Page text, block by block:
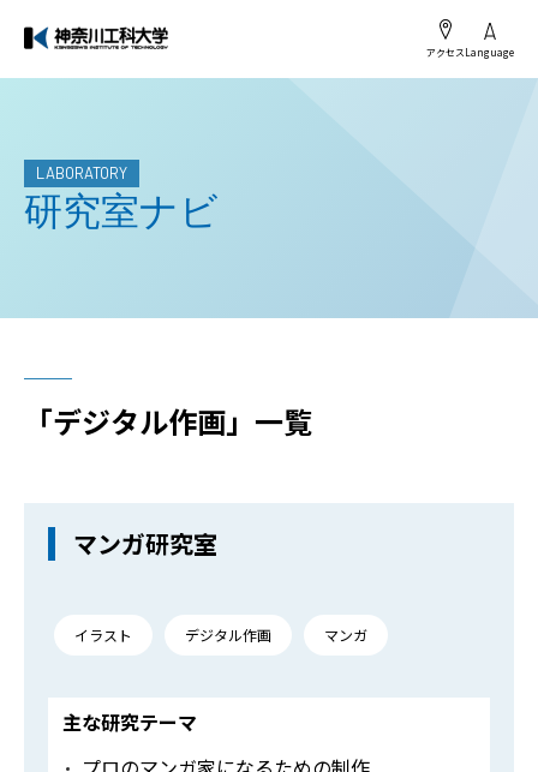
アクセスLanguage
LABORATORY
研究室ナビ
「デジタル作画」一覧
マンガ研究室
イラスト デジタル作画 マンガ
主な研究テーマ